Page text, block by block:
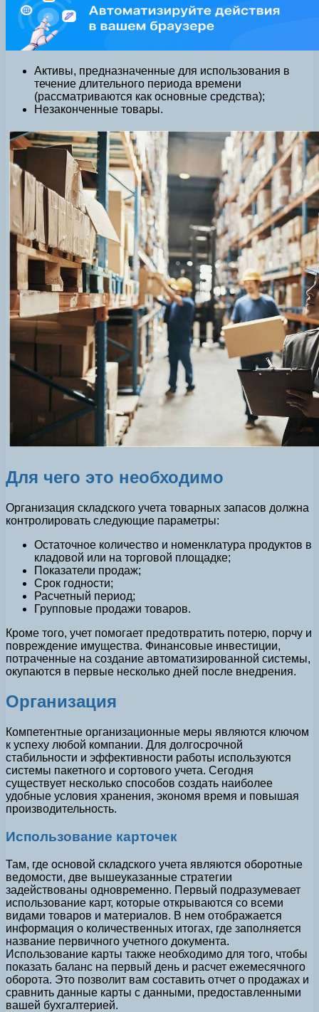
Активы, предназначенные для использования в
течение длительного периода времени
(рассматриваются как основные средства);
Незаконченные товары.
Для чего это необходимо
Организация складского учета товарных запасов должна
контролировать следующие параметры:
Остаточное количество и номенклатура продуктов в
кладовой или на торговой площадке;
Показатели продаж;
Срок годности;
Расчетный период;
Групповые продажи товаров.
Кроме того, учет помогает предотвратить потерю, порчу и
повреждение имущества. Финансовые инвестиции,
потраченные на создание автоматизированной системы,
окупаются в первые несколько дней после внедрения.
Организация
Компетентные организационные меры являются ключом
к успеху любой компании. Для долгосрочной
стабильности и эффективности работы используются
системы пакетного и сортового учета. Сегодня
существует несколько способов создать наиболее
удобные условия хранения, экономя время и повышая
производительность.
Использование карточек
Там, где основой складского учета являются оборотные
ведомости, две вышеуказанные стратегии
задействованы одновременно. Первый подразумевает
использование карт, которые открываются со всеми
видами товаров и материалов. В нем отображается
информация о количественных итогах, где заполняется
название первичного учетного документа.
Использование карты также необходимо для того, чтобы
показать баланс на первый день и расчет ежемесячного
оборота. Это позволит вам составить отчет о продажах и
сравнить данные карты с данными, предоставленными
вашей бухгалтерией.